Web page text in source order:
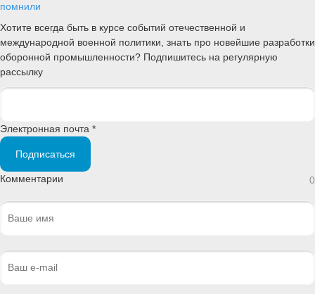
помнили
Хотите всегда быть в курсе событий отечественной и
международной военной политики, знать про новейшие разработки
оборонной промышленности? Подпишитесь на регулярную
рассылку
Электронная почта *
Подписаться
Комментарии 0